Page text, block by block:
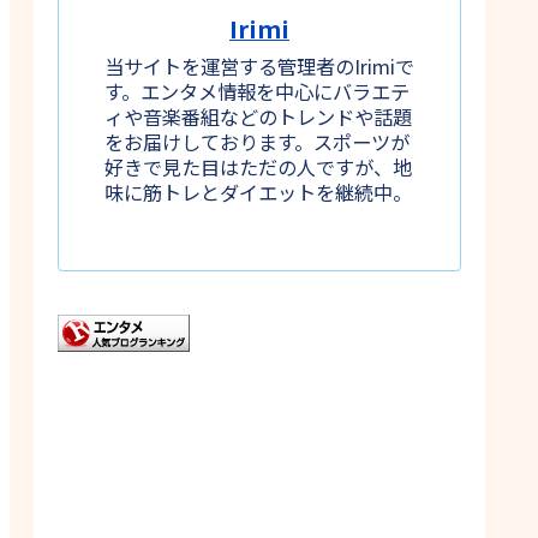
Irimi
当サイトを運営する管理者のIrimiで
す。エンタメ情報を中心にバラエテ
ィや音楽番組などのトレンドや話題
をお届けしております。スポーツが
好きで見た目はただの人ですが、地
味に筋トレとダイエットを継続中。